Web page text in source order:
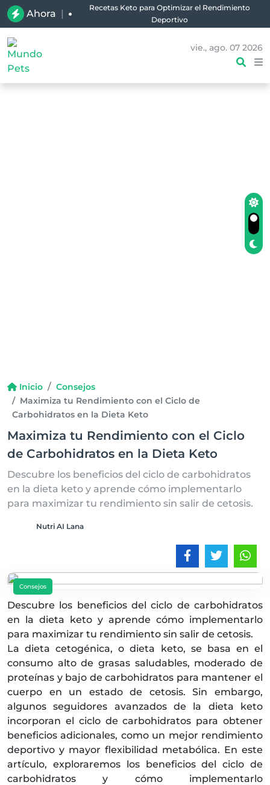
Ahora |
Recetas Keto para Optimizar el Rendimiento
Deportivo
vie., ago. 07 2026
Inicio
Consejos
Maximiza tu Rendimiento con el Ciclo de
Carbohidratos en la Dieta Keto
Maximiza tu Rendimiento con el Ciclo
de Carbohidratos en la Dieta Keto
Descubre los beneficios del ciclo de carbohidratos
en la dieta keto y aprende cómo implementarlo
para maximizar tu rendimiento sin salir de cetosis.
Nutri AI Lana
Consejos
Descubre los beneficios del ciclo de carbohidratos
en la dieta keto y aprende cómo implementarlo
para maximizar tu rendimiento sin salir de cetosis.
La dieta cetogénica, o dieta keto, se basa en el
consumo alto de grasas saludables, moderado de
proteínas y bajo de carbohidratos para mantener el
cuerpo en un estado de cetosis. Sin embargo,
algunos seguidores avanzados de la dieta keto
incorporan el ciclo de carbohidratos para obtener
beneficios adicionales, como un mejor rendimiento
deportivo y mayor flexibilidad metabólica. En este
artículo, exploraremos los beneficios del ciclo de
carbohidratos y cómo implementarlo